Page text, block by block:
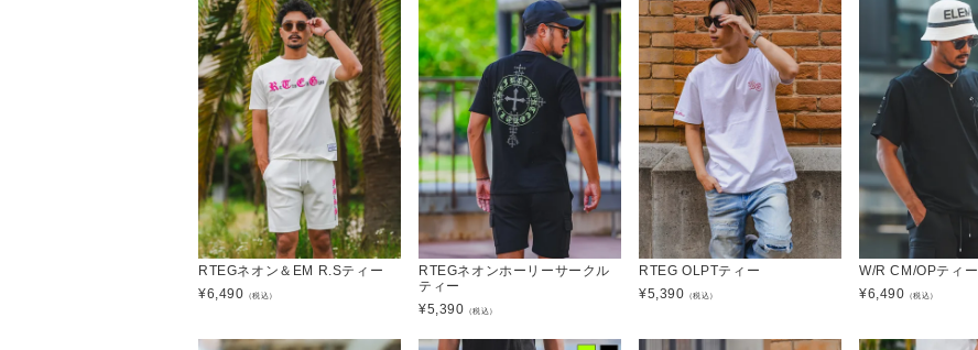
RTEGネオン＆EM R.Sティー
¥6,490 （税込）
RTEGネオンホーリーサークル
ティー
¥5,390 （税込）
RTEG OLPTティー
¥5,390 （税込）
W/R CM/OPティー
¥6,490 （税込）